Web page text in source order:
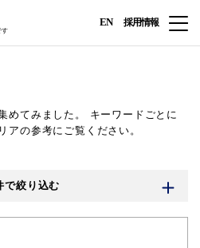
す
EN 採用情報
めてみました。
キーワードごとに
アの参考にご覧ください。
で絞り込む